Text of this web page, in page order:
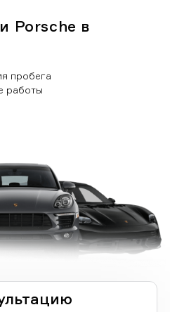
Porsche в
пробега
работы